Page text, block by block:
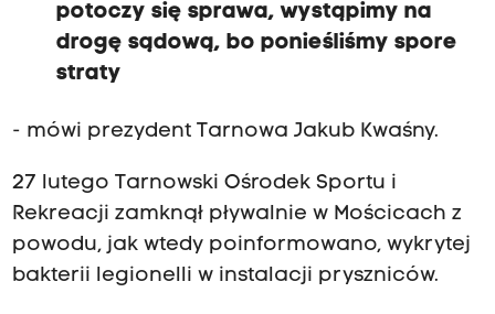
potoczy się sprawa, wystąpimy na
drogę sądową, bo ponieśliśmy spore
straty
- mówi prezydent Tarnowa Jakub Kwaśny.
27 lutego Tarnowski Ośrodek Sportu i
Rekreacji zamknął pływalnie w Mościcach z
powodu, jak wtedy poinformowano, wykrytej
bakterii legionelli w instalacji pryszniców.
z
-
k
o